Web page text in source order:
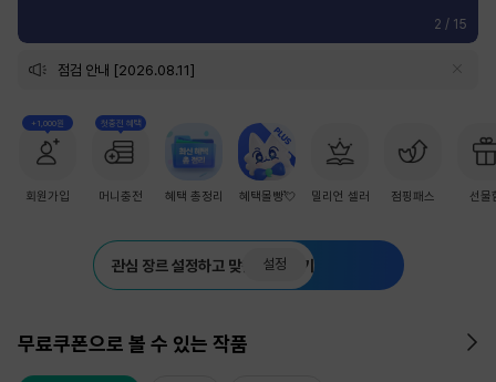
2 / 15
점검 안내 [2026.08.11]
+1,000원
회원가입
첫충전 혜택
머니충전 혜택 총정리 혜택몰빵💘 밀리언 셀러 점핑패스 선물
관심 장르 설정하고 맞춤 추천 받기
설정
무료쿠폰으로 볼 수 있는 작품